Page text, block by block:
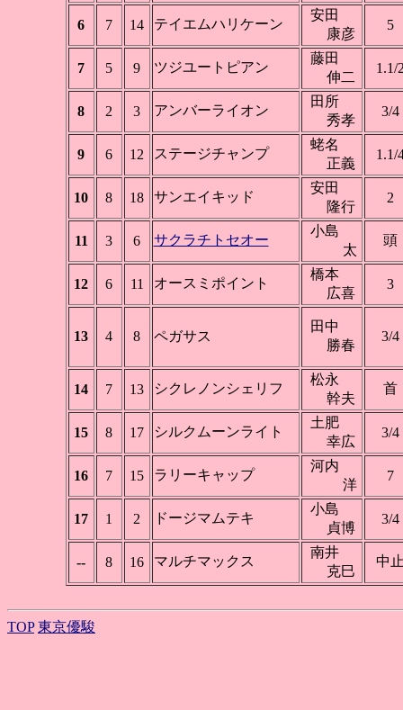
6 7 14 テイエムハリケーン
安田
康彦
5
7 5 9 ツジユートピアン
藤田
伸二
1.1/
8 2 3 アンバーライオン
田所
秀孝
3/4
9 6 12 ステージチャンプ
蛯名
正義
1.1/
10 8 18 サンエイキッド
安田
隆行
2
11 3 6 サクラチトセオー
小島
太
頭
12 6 11 オースミポイント
橋本
広喜
3
13 4 8 ペガサス
田中
勝春
3/4
14 7 13 シクレノンシェリフ
松永
幹夫
首
15 8 17 シルクムーンライト
土肥
幸広
3/4
16 7 15 ラリーキャップ
河内
洋
7
17 1 2 ドージマムテキ
小島
貞博
3/4
-- 8 16 マルチマックス
南井
克巳
中
TOP 東京優駿